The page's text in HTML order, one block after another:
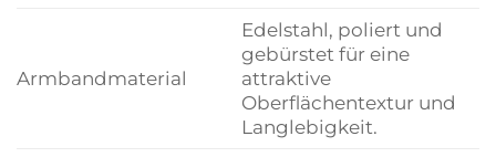
Armbandmaterial
Edelstahl, poliert und
gebürstet für eine
attraktive
Oberflächentextur und
Langlebigkeit.